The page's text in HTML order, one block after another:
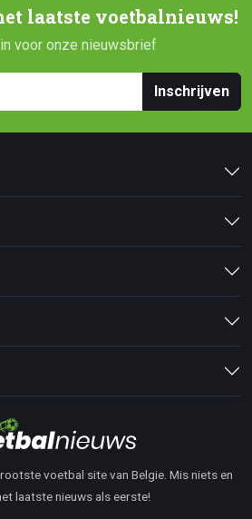
laatste voetbalnieuws!
voor onze nieuwsbrief
Inschrijven
voetbal site van Belgie. Mis niets en
laatste nieuws als eerste!